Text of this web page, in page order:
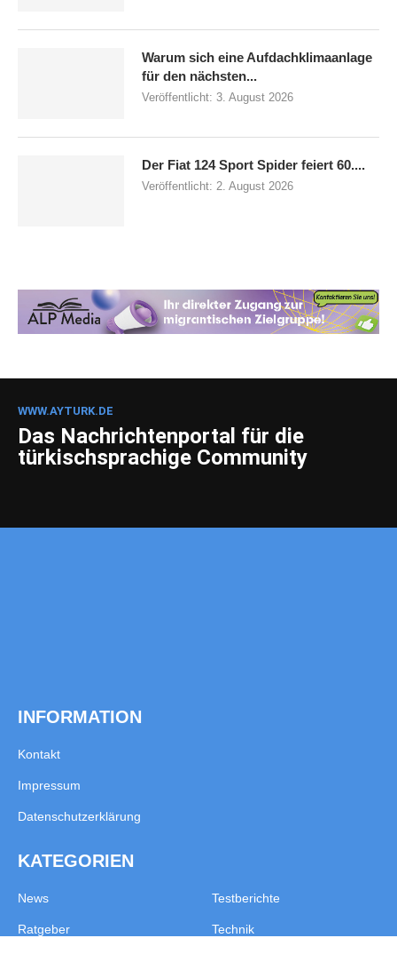
Warum sich eine Aufdachklimaanlage
für den nächsten...
Veröffentlicht: 3. August 2026
Der Fiat 124 Sport Spider feiert 60....
Veröffentlicht: 2. August 2026
News
Ratgeber
© Copyright 2025 – oto-mobil.de
WWW.AYTURK.DE
Das Nachrichtenportal für die
türkischsprachige Community